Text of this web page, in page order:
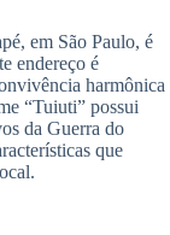
em São Paulo, é
endereço é
harmônica
“Tuiuti” possui
da Guerra do
que